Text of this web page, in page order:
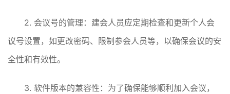
2. 会议号的管理：建会人员应定期检查和更新个人会
议号设置，如更改密码、限制参会人员等，以确保会议的安
全性和有效性。
3. 软件版本的兼容性：为了确保能够顺利加入会议，